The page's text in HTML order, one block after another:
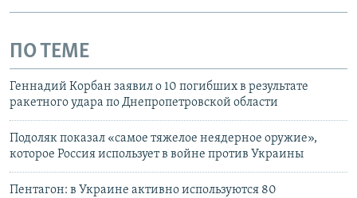
ПО ТЕМЕ
Геннадий Корбан заявил о 10 погибших в результате
ракетного удара по Днепропетровской области
Подоляк показал «самое тяжелое неядерное оружие»,
которое Россия использует в войне против Украины
Пентагон: в Украине активно используются 80